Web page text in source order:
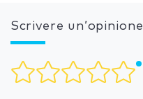
Scrivere un’opinione